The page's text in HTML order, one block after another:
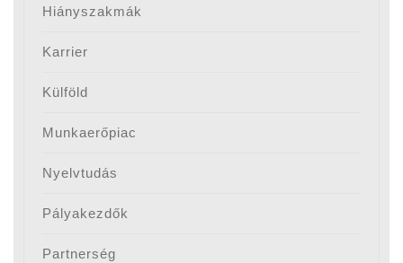
Hiányszakmák
Karrier
Külföld
Munkaerőpiac
Nyelvtudás
Pályakezdők
Partnerség